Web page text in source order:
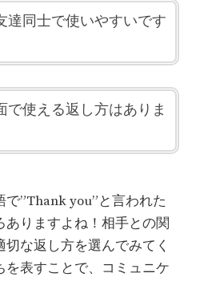
達同士で使いやすいです
で使える返し方はありま
で”Thank you”と言われた
ありますよね！相手との関
な返し方を選んでみてく
を表すことで、コミュニケ